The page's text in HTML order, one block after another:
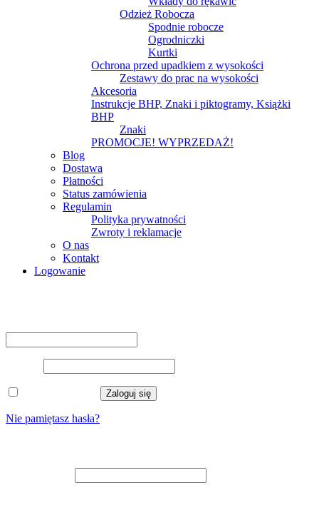
Odzież Robocza
Spodnie robocze
Ogrodniczki
Kurtki
Ochrona przed upadkiem z wysokości
Zestawy do prac na wysokości
Akcesoria
Instrukcje BHP, Znaki i piktogramy, Książki
BHP
Znaki
PROMOCJE! WYPRZEDAŻ!
Blog
Dostawa
Płatności
Status zamówienia
Regulamin
Polityka prywatności
Zwroty i reklamacje
O nas
Kontakt
Logowanie
Zaloguj się
Nie pamiętasz hasła?